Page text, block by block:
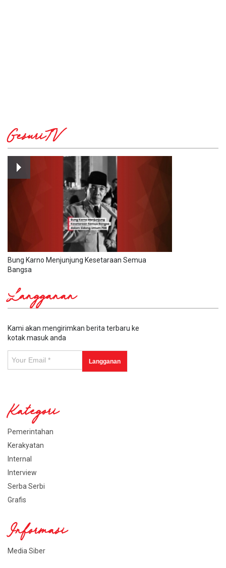
GesuriTV
Bung Karno Menjunjung Kesetaraan Semua
Bangsa
Langganan
Kami akan mengirimkan berita terbaru ke
kotak masuk anda
Kategori
Pemerintahan
Kerakyatan
Internal
Interview
Serba Serbi
Grafis
Informasi
Media Siber